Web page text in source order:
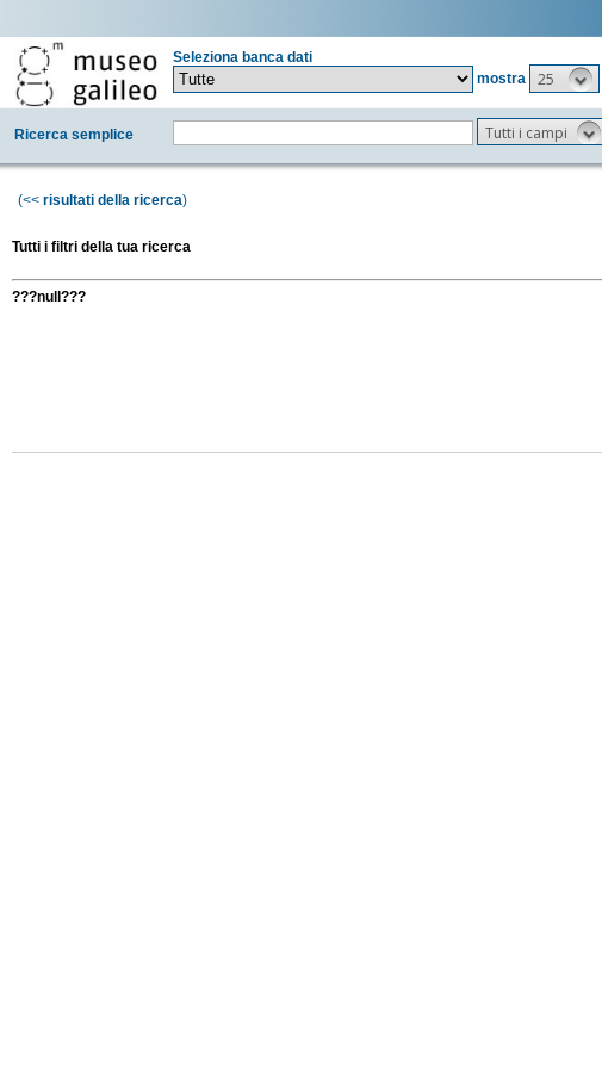
Seleziona banca dati
mostra
25
Ricerca semplice Tutti i campi
(<< risultati della ricerca)
Tutti i filtri della tua ricerca
???null???